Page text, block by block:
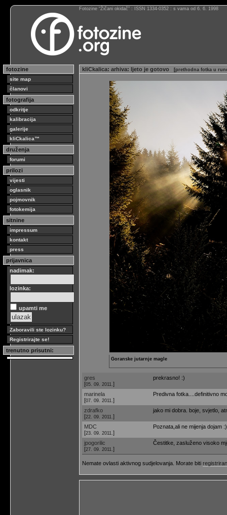
Fotozine “Žičani okidač” : ISSN 1334-0352 : s vama od 6. 6. 1998
fotozine
site map
članovi
fotografija
odkritje
kalibracija
galerije
kliCkalica™
druženja
forumi
prilozi
vijesti
oglasnik
pojmovnik
fotokemija
sitnine
impressum
kontakt
press
prijavnica
nadimak:
lozinka:
upamti me
Zaboravili ste lozinku?
Registrirajte se!
trenutno prisutni:
kliCkalica: arhiva: ljeto je gotovo [prethodna fotka u
Goranske jutarnje magle
gres
[05. 09. 2011. ]
prekrasno! :)
marinela
[07. 09. 2011. ]
Predivna fotka....definitivno
zdrafko
[22. 09. 2011. ]
jako mi dobra. boje, svjetlo,
MDC
[23. 09. 2011. ]
Poznata,ali ne mijenja dojam :)
jpogorilic
[27. 09. 2011. ]
Čestitke, zasluženo visoko
Nemate ovlasti aktivnog sudjelovanja. Morate biti